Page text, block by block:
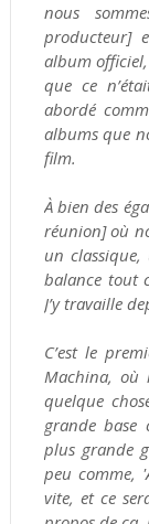
nous
producteur]
album officiel,
que ce
abordé
albums que
film.
À bien des
réunion] où
un
balance tout
J’y travaille
C’est le
Machina, où
quelque
grande base
plus grande
peu comme,
vite, et ce